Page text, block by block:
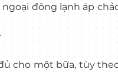
đông lạnh áp
cho một bữa, tùy